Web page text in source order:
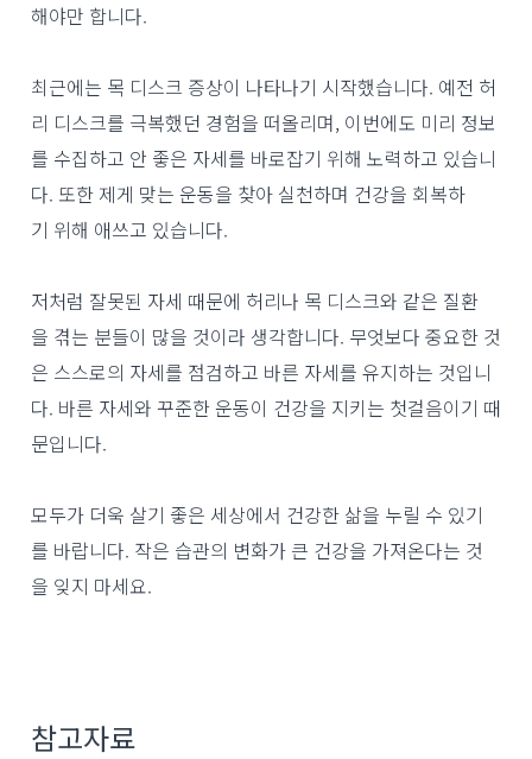
해야만 합니다.
최근에는 목 디스크 증상이 나타나기 시작했습니다. 예전 허
리 디스크를 극복했던 경험을 떠올리며, 이번에도 미리 정보
를 수집하고 안 좋은 자세를 바로잡기 위해 노력하고 있습니
다. 또한 제게 맞는 운동을 찾아 실천하며 건강을 회복하
기 위해 애쓰고 있습니다.
저처럼 잘못된 자세 때문에 허리나 목 디스크와 같은 질환
을 겪는 분들이 많을 것이라 생각합니다. 무엇보다 중요한 것
은 스스로의 자세를 점검하고 바른 자세를 유지하는 것입니
다. 바른 자세와 꾸준한 운동이 건강을 지키는 첫걸음이기 때
문입니다.
모두가 더욱 살기 좋은 세상에서 건강한 삶을 누릴 수 있기
를 바랍니다. 작은 습관의 변화가 큰 건강을 가져온다는 것
을 잊지 마세요.
참고자료